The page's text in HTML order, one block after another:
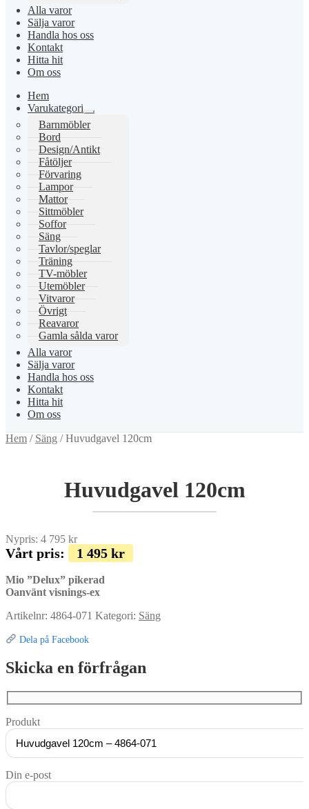
Alla varor
Sälja varor
Handla hos oss
Kontakt
Hitta hit
Om oss
Hem
Varukategori
Expandera
undermeny
Barnmöbler
Bord
Design/Antikt
Fåtöljer
Förvaring
Lampor
Mattor
Sittmöbler
Soffor
Säng
Tavlor/speglar
Träning
TV-möbler
Utemöbler
Vitvaror
Övrigt
Reavaror
Gamla sålda varor
Alla varor
Sälja varor
Handla hos oss
Kontakt
Hitta hit
Om oss
Hem / Säng /Huvudgavel 120cm
Huvudgavel 120cm
Nypris: 4 795 kr
Vårt pris: 1 495 kr
Mio ”Delux” pikerad
Oanvänt visnings-ex
Artikelnr: 4864-071 Kategori: Säng
Dela på Facebook
Skicka en förfrågan
Produkt
Din e-post